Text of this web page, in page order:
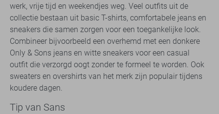
werk, vrije tijd en weekendjes weg. Veel outfits uit de
collectie bestaan uit basic T-shirts, comfortabele jeans en
sneakers die samen zorgen voor een toegankelijke look.
Combineer bijvoorbeeld een overhemd met een donkere
Only & Sons jeans en witte sneakers voor een casual
outfit die verzorgd oogt zonder te formeel te worden. Ook
sweaters en overshirts van het merk zijn populair tijdens
koudere dagen.
Tip van Sans